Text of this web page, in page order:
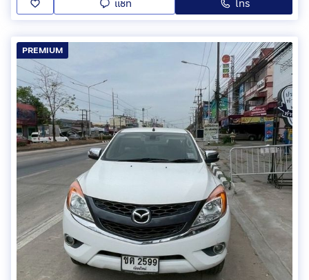
แชท โทร
PREMIUM